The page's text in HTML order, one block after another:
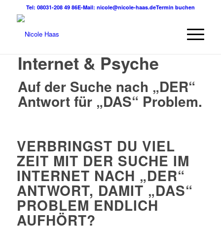
Tel: 08031-208 49 86E-Mail: nicole@nicole-haas.deTermin buchen
Internet & Psyche
Auf der Suche nach „DER“
Antwort für „DAS“ Problem.
VERBRINGST DU VIEL
ZEIT MIT DER SUCHE IM
INTERNET NACH „DER“
ANTWORT, DAMIT „DAS“
PROBLEM ENDLICH
AUFHÖRT?